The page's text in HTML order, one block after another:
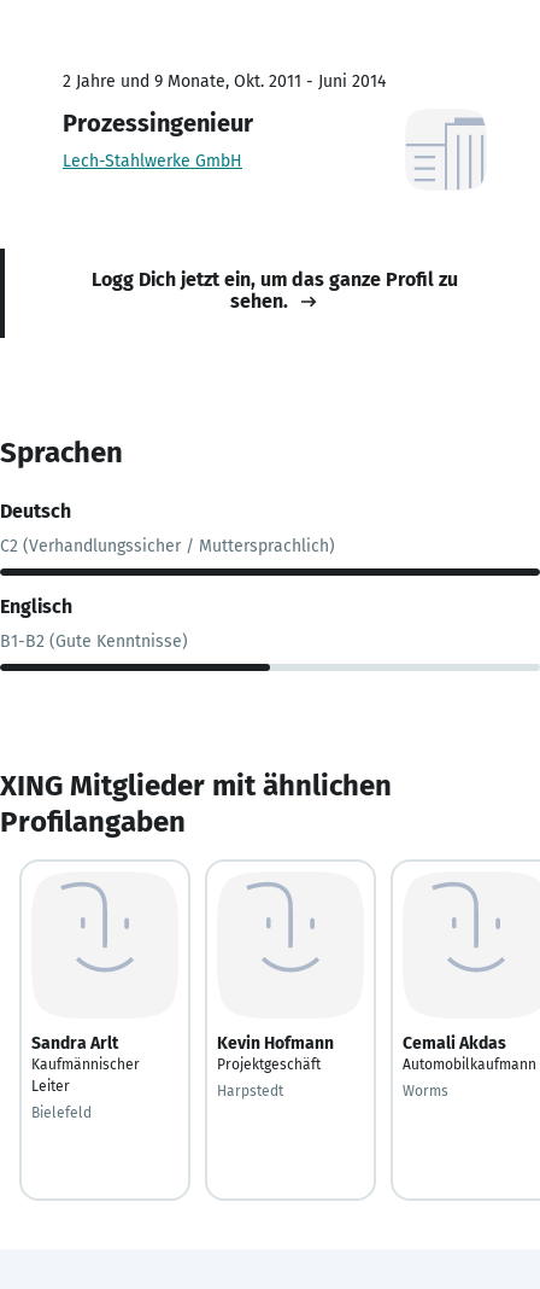
2 Jahre und 9 Monate, Okt. 2011 - Juni 2014
Prozessingenieur
Lech-Stahlwerke GmbH
Logg Dich jetzt ein, um das ganze Profil zu
sehen.
Sprachen
Deutsch
C2 (Verhandlungssicher / Muttersprachlich)
Englisch
B1-B2 (Gute Kenntnisse)
XING Mitglieder mit ähnlichen
Profilangaben
Sandra Arlt
Kaufmännischer
Leiter
Bielefeld
Kevin Hofmann
Projektgeschäft
Harpstedt
Cemali Akdas
Automobilkaufmann
Worms